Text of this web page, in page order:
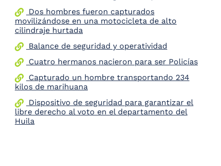
Dos hombres fueron capturados
movilizándose en una motocicleta de alto
cilindraje hurtada
Balance de seguridad y operatividad
Cuatro hermanos nacieron para ser Policías
Capturado un hombre transportando 234
kilos de marihuana
Dispositivo de seguridad para garantizar el
libre derecho al voto en el departamento del
Huila